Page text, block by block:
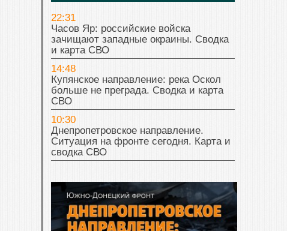
22:31
Часов Яр: российские войска
зачищают западные окраины. Сводка
и карта СВО
14:48
Купянское направление: река Оскол
больше не преграда. Сводка и карта
СВО
10:30
Днепропетровское направление.
Ситуация на фронте сегодня. Карта и
сводка СВО